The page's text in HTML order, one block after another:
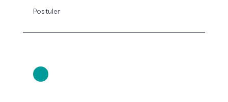
Postuler